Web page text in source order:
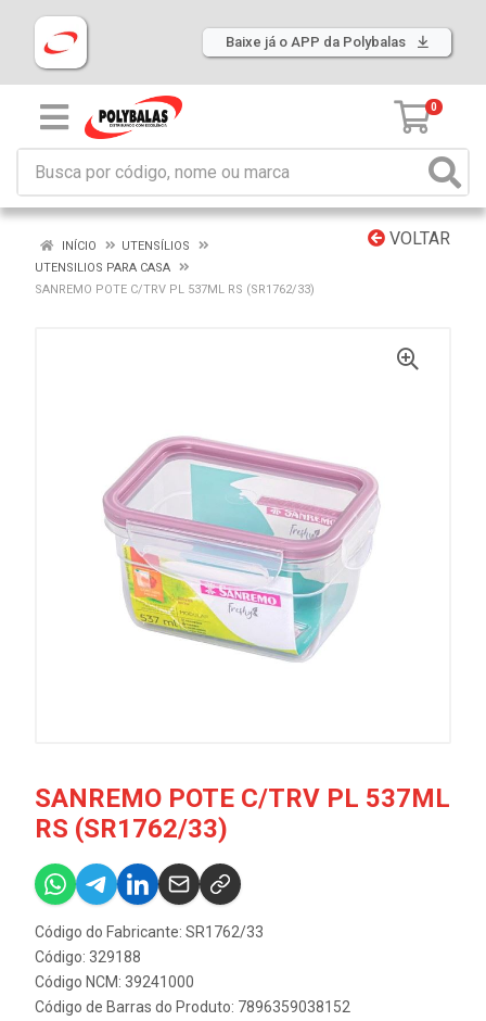
Baixe já o APP da Polybalas
0
VOLTAR
INÍCIO
UTENSÍLIOS
UTENSILIOS PARA CASA
SANREMO POTE C/TRV PL 537ML RS (SR1762/33)
SANREMO POTE C/TRV PL 537ML
RS (SR1762/33)
Código do Fabricante: SR1762/33
Código: 329188
Código NCM: 39241000
Código de Barras do Produto: 7896359038152